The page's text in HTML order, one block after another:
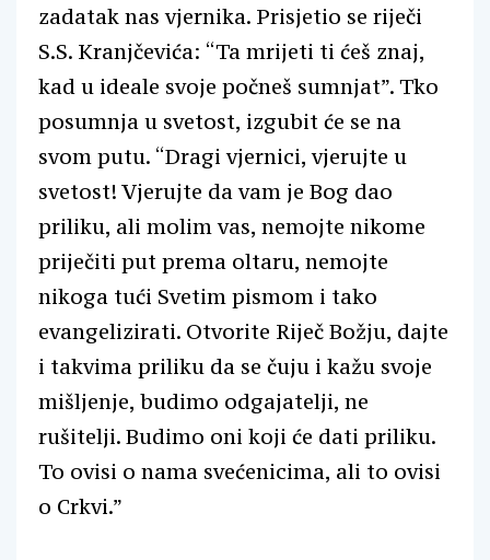
zadatak nas vjernika. Prisjetio se riječi
S.S. Kranjčevića: “Ta mrijeti ti ćeš znaj,
kad u ideale svoje počneš sumnjat”. Tko
posumnja u svetost, izgubit će se na
svom putu. “Dragi vjernici, vjerujte u
svetost! Vjerujte da vam je Bog dao
priliku, ali molim vas, nemojte nikome
priječiti put prema oltaru, nemojte
nikoga tući Svetim pismom i tako
evangelizirati. Otvorite Riječ Božju, dajte
i takvima priliku da se čuju i kažu svoje
mišljenje, budimo odgajatelji, ne
rušitelji. Budimo oni koji će dati priliku.
To ovisi o nama svećenicima, ali to ovisi
o Crkvi.”